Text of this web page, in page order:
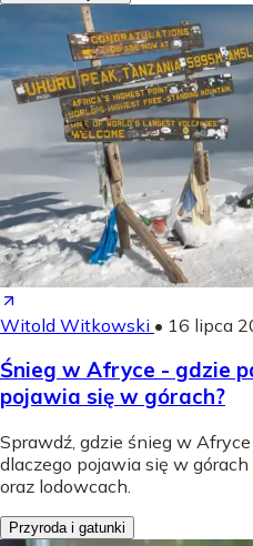
Witold Witkowski • 16 lipca
Śnieg w Afryce - gdzie
pojawia się w górach?
Sprawdź, gdzie śnieg w Afryce
dlaczego pojawia się w
oraz lodowcach.
Przyroda i gatunki